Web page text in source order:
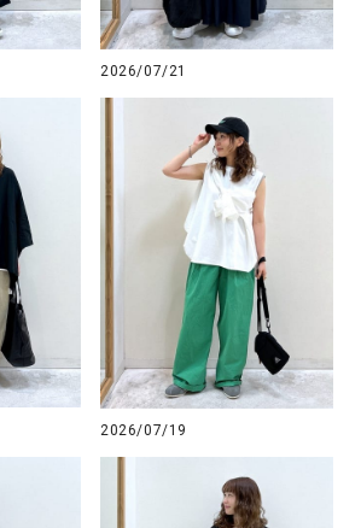
2026/07/21
2026/07/19